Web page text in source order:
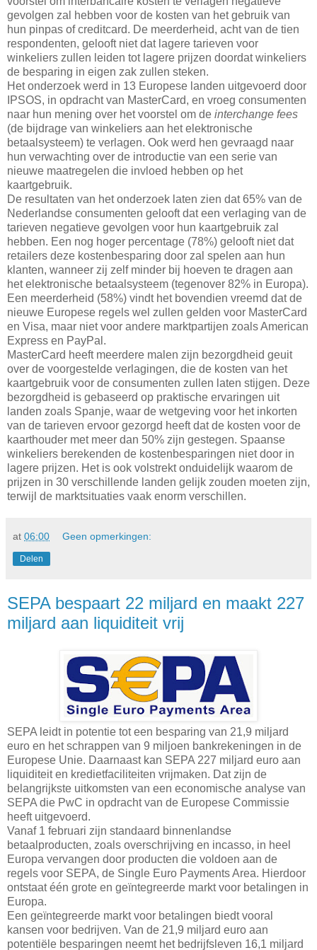
gevolgen zal hebben voor de kosten van het gebruik van
hun pinpas of creditcard. De meerderheid, acht van de tien
respondenten, gelooft niet dat lagere tarieven voor
winkeliers zullen leiden tot lagere prijzen doordat winkeliers
de besparing in eigen zak zullen steken.
Het onderzoek werd in 13 Europese landen uitgevoerd door
IPSOS, in opdracht van MasterCard, en vroeg consumenten
naar hun mening over het voorstel om de interchange fees
(de bijdrage van winkeliers aan het elektronische
betaalsysteem) te verlagen. Ook werd hen gevraagd naar
hun verwachting over de introductie van een serie van
nieuwe maatregelen die invloed hebben op het
kaartgebruik.
De resultaten van het onderzoek laten zien dat 65% van de
Nederlandse consumenten gelooft dat een verlaging van de
tarieven negatieve gevolgen voor hun kaartgebruik zal
hebben. Een nog hoger percentage (78%) gelooft niet dat
retailers deze kostenbesparing door zal spelen aan hun
klanten, wanneer zij zelf minder bij hoeven te dragen aan
het elektronische betaalsysteem (tegenover 82% in Europa).
Een meerderheid (58%) vindt het bovendien vreemd dat de
nieuwe Europese regels wel zullen gelden voor MasterCard
en Visa, maar niet voor andere marktpartijen zoals American
Express en PayPal.
MasterCard heeft meerdere malen zijn bezorgdheid geuit
over de voorgestelde verlagingen, die de kosten van het
kaartgebruik voor de consumenten zullen laten stijgen. Deze
bezorgdheid is gebaseerd op praktische ervaringen uit
landen zoals Spanje, waar de wetgeving voor het inkorten
van de tarieven ervoor gezorgd heeft dat de kosten voor de
kaarthouder met meer dan 50% zijn gestegen. Spaanse
winkeliers berekenden de kostenbesparingen niet door in
lagere prijzen. Het is ook volstrekt onduidelijk waarom de
prijzen in 30 verschillende landen gelijk zouden moeten zijn,
terwijl de marktsituaties vaak enorm verschillen.
at 06:00 Geen opmerkingen:
Delen
SEPA bespaart 22 miljard en maakt 227
miljard aan liquiditeit vrij
SEPA leidt in potentie tot een besparing van 21,9 miljard
euro en het schrappen van 9 miljoen bankrekeningen in de
Europese Unie. Daarnaast kan SEPA 227 miljard euro aan
liquiditeit en kredietfaciliteiten vrijmaken. Dat zijn de
belangrijkste uitkomsten van een economische analyse van
SEPA die PwC in opdracht van de Europese Commissie
heeft uitgevoerd.
Vanaf 1 februari zijn standaard binnenlandse
betaalproducten, zoals overschrijving en incasso, in heel
Europa vervangen door producten die voldoen aan de
regels voor SEPA, de Single Euro Payments Area. Hierdoor
ontstaat één grote en geïntegreerde markt voor betalingen in
Europa.
Een geïntegreerde markt voor betalingen biedt vooral
kansen voor bedrijven. Van de 21,9 miljard euro aan
potentiële besparingen neemt het bedrijfsleven 16,1 miljard